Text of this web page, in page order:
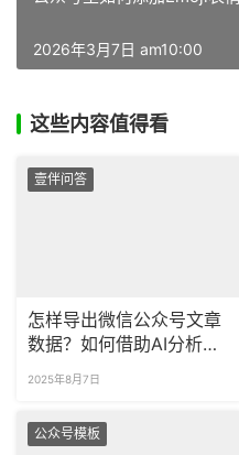
2026年3月7日 am10:00
这些内容值得看
壹伴问答
怎样导出微信公众号文章
数据？如何借助AI分析公
2025年8月7日
公众号模板